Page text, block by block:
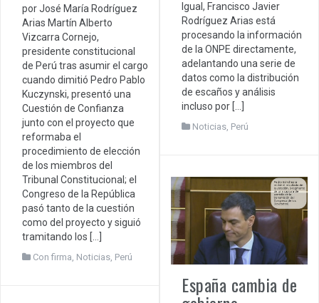
Igual, Francisco Javier
Rodríguez Arias está
procesando la información
de la ONPE directamente,
adelantando una serie de
datos como la distribución
de escaños y análisis
incluso por […]
Noticias, Perú
por José María Rodríguez
Arias Martín Alberto
Vizcarra Cornejo,
presidente constitucional
de Perú tras asumir el cargo
cuando dimitió Pedro Pablo
Kuczynski, presentó una
Cuestión de Confianza
junto con el proyecto que
reformaba el
procedimiento de elección
de los miembros del
Tribunal Constitucional; el
Congreso de la República
pasó tanto de la cuestión
como del proyecto y siguió
tramitando los […]
Con firma, Noticias, Perú
España cambia de